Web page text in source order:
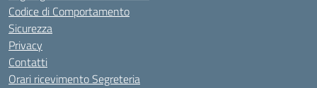
Codice di Comportamento
Sicurezza
Privacy
Contatti
Orari ricevimento Segreteria